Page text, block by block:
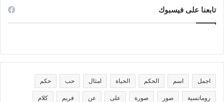
تابعنا على فيسبوك
اجمل اسم الحكم الحياة امثال حب حكم
رومانسية صور صورة على عن فريم كلام